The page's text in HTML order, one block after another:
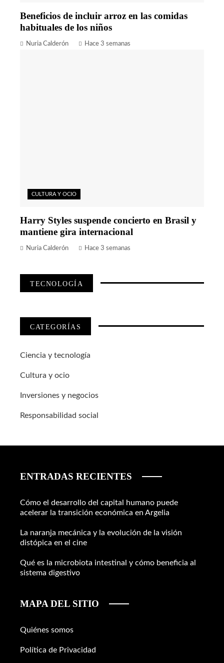
Beneficios de incluir arroz en las comidas
habituales de los niños
Nuria Calderón Hace 3 semanas
CULTURA Y OCIO
Harry Styles suspende concierto en Brasil y
mantiene gira internacional
Nuria Calderón Hace 3 semanas
TECNOLOGÍA
CATEGORÍAS
Ciencia y tecnología
Cultura y ocio
Inversiones y negocios
Responsabilidad social
ENTRADAS RECIENTES
Cómo el desarrollo del capital humano puede
acelerar la transición económica en Argelia
La naranja mecánica y la evolución de la visión
distópica en el cine
Qué es la microbiota intestinal y cómo beneficia al
sistema digestivo
MAPA DEL SITIO
Quiénes somos
Política de Privacidad